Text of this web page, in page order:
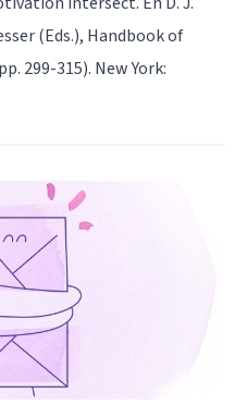
(Eds.), Handbook of
299-315). New York: